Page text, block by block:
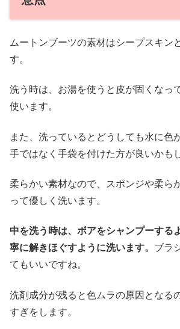
ムートンブーツの素材はシープスキン
す。
洗う時は、お湯を使うと皮が固くなっ
使います。
また、洗っているとどうしても水に色
手ではなく手袋を付けた方が良いかも
柔らかい素材なので、スポンジや柔ら
って優しく洗います。
中を洗う時は、ボアをシャンプーする
寧に解きほぐすように洗います。 ブラ
てもいいですね。
洗剤成分が残ると色ムラの原因となる
すぎをします。